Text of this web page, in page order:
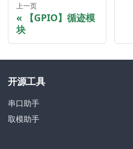
上一页
【GPIO】循迹模
块
开源工具
串口助手
取模助手